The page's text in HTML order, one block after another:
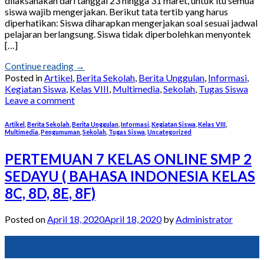
siswa wajib mengerjakan. Berikut tata tertib yang harus
diperhatikan: Siswa diharapkan mengerjakan soal sesuai jadwal
pelajaran berlangsung. Siswa tidak diperbolehkan menyontek
[…]
Continue reading →
Posted inArtikel, Berita Sekolah, Berita Unggulan, Informasi,
Kegiatan Siswa, Kelas VIII, Multimedia,Sekolah, Tugas Siswa
Leave a comment
Artikel Berita Sekolah Berita Unggulan Informasi Kegiatan Siswa Kelas VIII
Multimedia Pengumuman Sekolah Tugas Siswa Uncategorized
PERTEMUAN 7 KELAS ONLINE SMP 2
SEDAYU ( BAHASA INDONESIA KELAS
8C, 8D, 8E, 8F)
Posted onApril 18, 2020April 18, 2020byAdministrator